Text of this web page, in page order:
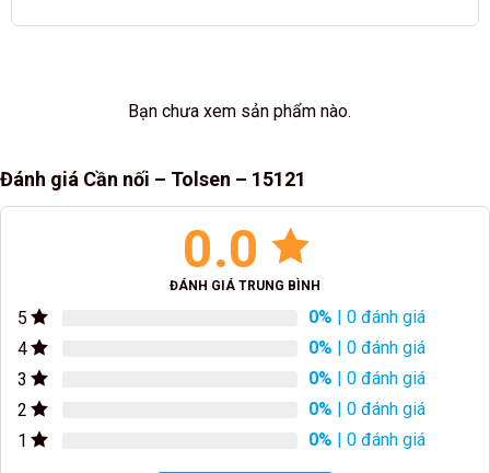
Bạn chưa xem sản phẩm nào.
Đánh giá Cần nối – Tolsen – 15121
0.0
ĐÁNH GIÁ TRUNG BÌNH
5 0% | 0 đánh giá
4
0% | 0 đánh giá
3
0% | 0 đánh giá
2
0% | 0 đánh giá
1
0% | 0 đánh giá